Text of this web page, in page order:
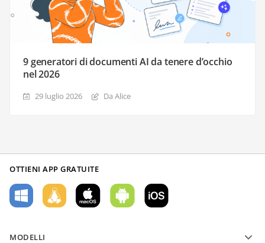
9 generatori di documenti AI da tenere d’occhio
nel 2026
29 luglio 2026 Da Alice
OTTIENI APP GRATUITE
MODELLI